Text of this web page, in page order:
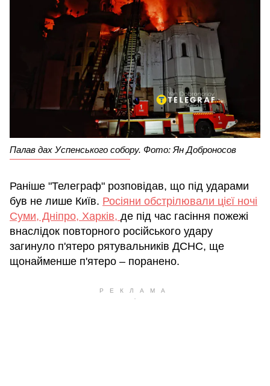
Палав дах Успенського собору. Фото: Ян Доброносов
Раніше "Телеграф" розповідав, що під ударами
був не лише Київ. Росіяни обстрілювали цієї ночі
Суми, Дніпро, Харків, де під час гасіння пожежі
внаслідок повторного російського удару
загинуло п'ятеро рятувальників ДСНС, ще
щонайменше п'ятеро – поранено.